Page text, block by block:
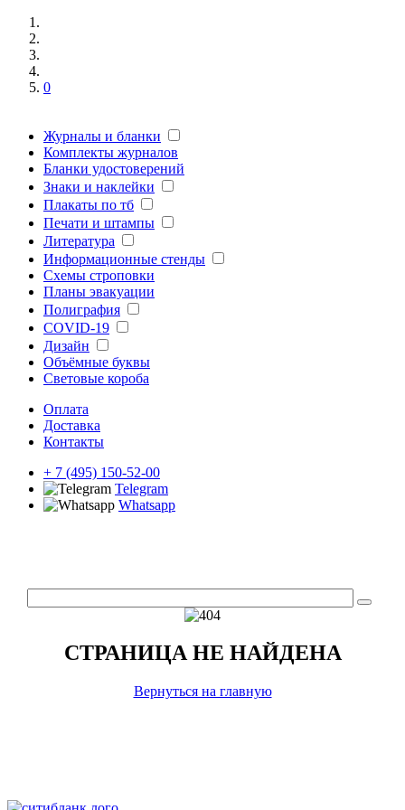
0
Журналы и бланки
Комплекты журналов
Бланки удостоверений
Знаки и наклейки
Плакаты по тб
Печати и штампы
Литература
Информационные стенды
Схемы строповки
Планы эвакуации
Полиграфия
COVID-19
Дизайн
Объёмные буквы
Световые короба
Оплата
Доставка
Контакты
+ 7 (495) 150-52-00
Telegram
Whatsapp
СТРАНИЦА НЕ НАЙДЕНА
Вернуться на главную